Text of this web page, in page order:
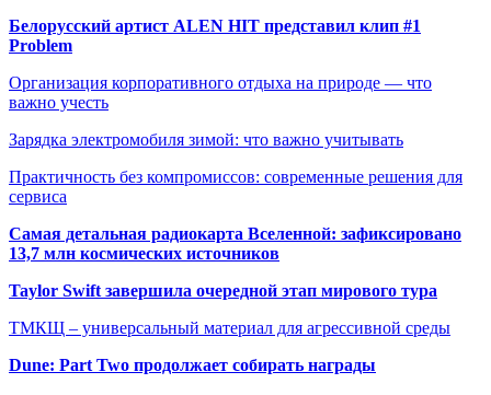
Белорусский артист ALEN HIT представил клип #1
Problem
Организация корпоративного отдыха на природе — что
важно учесть
Зарядка электромобиля зимой: что важно учитывать
Практичность без компромиссов: современные решения для
сервиса
Самая детальная радиокарта Вселенной: зафиксировано
13,7 млн космических источников
Taylor Swift завершила очередной этап мирового тура
ТМКЩ – универсальный материал для агрессивной среды
Dune: Part Two продолжает собирать награды